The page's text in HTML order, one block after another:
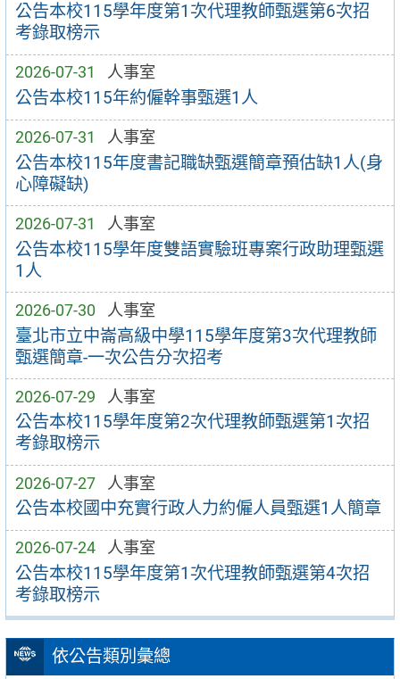
公告本校115學年度第1次代理教師甄選第6次招
考錄取榜示
2026-07-31 人事室
公告本校115年約僱幹事甄選1人
2026-07-31 人事室
公告本校115年度書記職缺甄選簡章預估缺1人(身
心障礙缺)
2026-07-31 人事室
公告本校115學年度雙語實驗班專案行政助理甄選
1人
2026-07-30 人事室
臺北市立中崙高級中學115學年度第3次代理教師
甄選簡章-一次公告分次招考
2026-07-29 人事室
公告本校115學年度第2次代理教師甄選第1次招
考錄取榜示
2026-07-27 人事室
公告本校國中充實行政人力約僱人員甄選1人簡章
2026-07-24 人事室
公告本校115學年度第1次代理教師甄選第4次招
考錄取榜示
依公告類別彙總